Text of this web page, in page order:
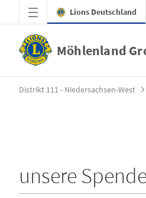
Zum Hauptinhalt springen
Lions Deutschland
Möhlenland
Spendenprojekte -
Distrikt 111 - Niedersachsen-West
unsere